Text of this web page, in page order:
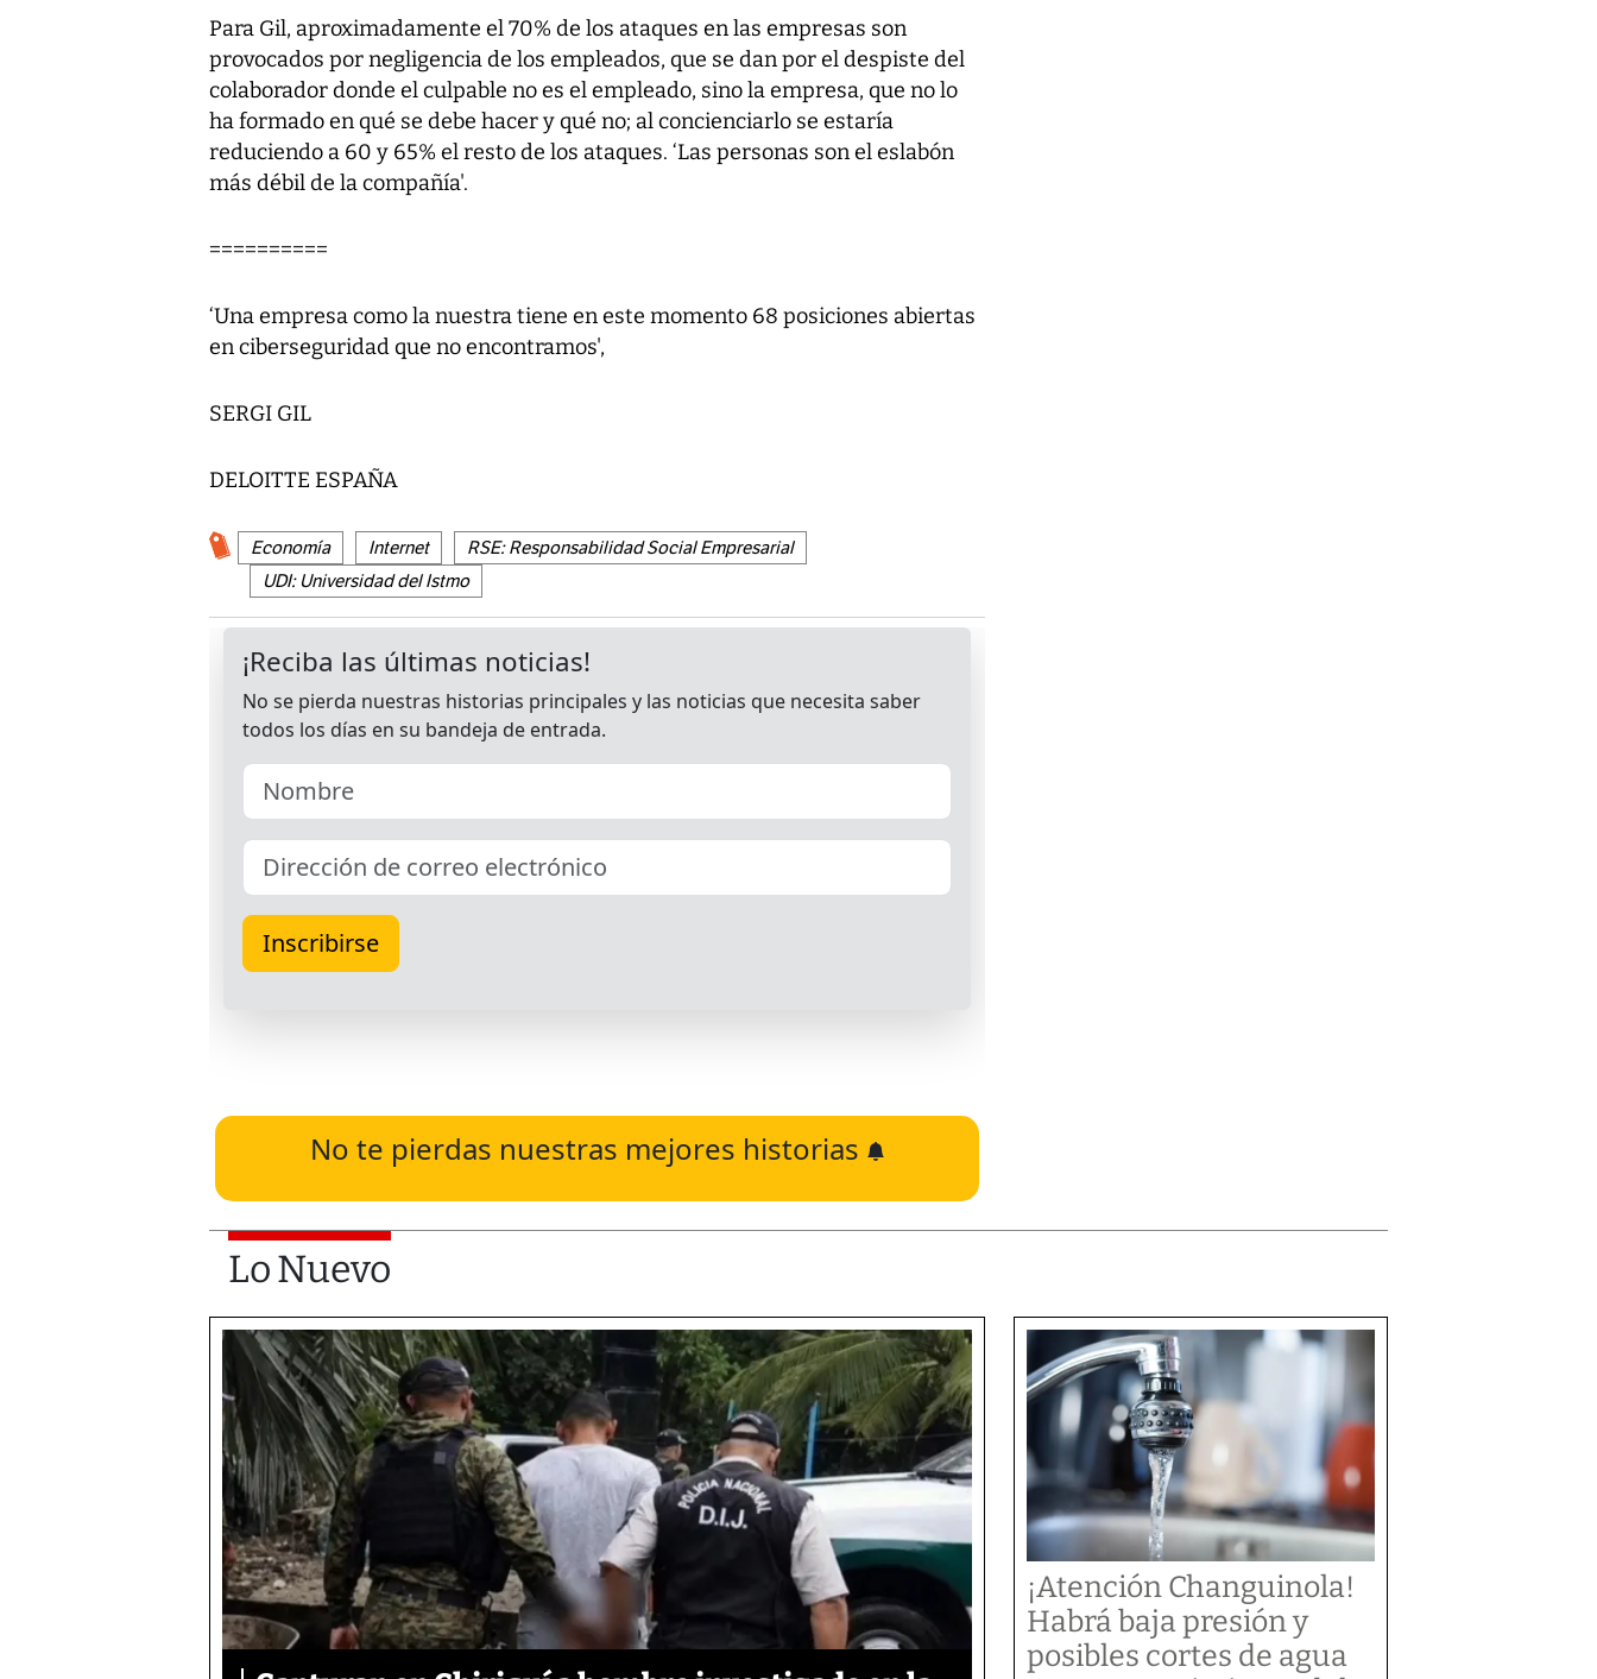
Para Gil, aproximadamente el 70% de los ataques en las empresas son
provocados por negligencia de los empleados, que se dan por el despiste del
colaborador donde el culpable no es el empleado, sino la empresa, que no lo
ha formado en qué se debe hacer y qué no; al concienciarlo se estaría
reduciendo a 60 y 65% el resto de los ataques. ‘Las personas son el eslabón
más débil de la compañía'.
==========
‘Una empresa como la nuestra tiene en este momento 68 posiciones abiertas
en ciberseguridad que no encontramos',
SERGI GIL
DELOITTE ESPAÑA
Economía Internet
RSE: Responsabilidad Social Empresarial
UDI: Universidad del Istmo
No te pierdas nuestras mejores historias
Lo Nuevo
¡Atención Changuinola!
Habrá baja presión y
posibles cortes de agua